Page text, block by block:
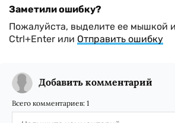
Заметили ошибку?
Пожалуйста, выделите ее мышкой
Ctrl+Enter или Отправить ошибку
Добавить комментарий
Всего комментариев: 1